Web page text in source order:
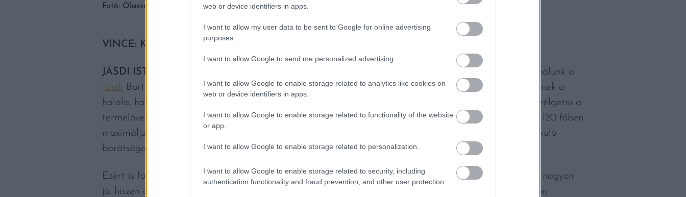
web or device identifiers in apps.
I want to allow my user data to be sent to Google for online advertising
purposes.
I want to allow Google to send me personalized advertising.
I want to allow Google to enable storage related to analytics like cookies on
web or device identifiers in apps.
I want to allow Google to enable storage related to functionality of the website
or app.
I want to allow Google to enable storage related to personalization.
I want to allow Google to enable storage related to security, including
authentication functionality and fraud prevention, and other user protection.
Fotó: Olaszrizling szerintünk
VINCE: Kinek ajánlja a 2025-ös Olaszrizling szerintünk kóstolót?
JÁSDI ISTVÁN:
Amikor anno létrehoztuk a sétálókóstolót, akkor a két helyszínen, a St. Donatban és nálunk a
Jásdi Borteraszon 200 vendégnek biztosítottunk helyet. Rájöttünk, ez túl sok. Minden boros rendezvénynek a
halála, ha a szervezők addig feszítik, amíg már úgy kell könyökölni egy pohár borért és nem lehet beszélgetni a
termelővel. Hiába voltunk tehát mi a januári Balaton legnagyobb rendezvénye, 5 éve úgy döntöttünk, 120 főben
maximáljuk a belépők számát a két helyszínen. Mi a borászokkal való jó beszélgetések, bor körül kialakuló
barátságok helyszíne szeretnénk lenni.
Ezért is fontos, hogy nálunk a 48 bor mögött a 24 termelő személyesen áll ott. Ami egyébként nekik is nagyon
jó, hiszen a szakértők és újságírók mellett azokkal a borfogyasztókkal is találkozhatnak, akik végső soron